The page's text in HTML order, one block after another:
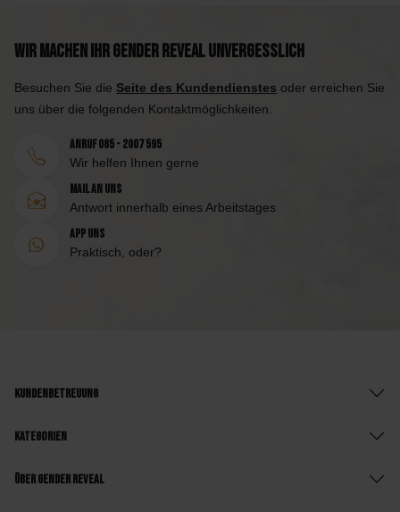
Wir machen Ihr Gender Reveal unvergesslich
Besuchen Sie die Seite des Kundendienstes oder erreichen Sie
uns über die folgenden Kontaktmöglichkeiten.
Anruf 085 - 2007 595
Wir helfen Ihnen gerne
Mail an uns
Antwort innerhalb eines Arbeitstages
App uns
Praktisch, oder?
Kundenbetreuung
Kategorien
Über Gender Reveal